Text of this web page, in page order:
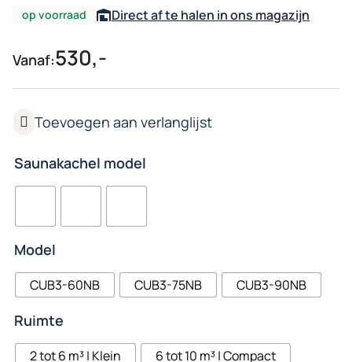
op voorraad Direct af te halen in ons magazijn
Vanaf:530,-
Saunakachel model
Model
CUB3-60NB CUB3-75NB CUB3-90NB
Ruimte
2 tot 6 m³ | Klein
6 tot 10 m³ | Compact